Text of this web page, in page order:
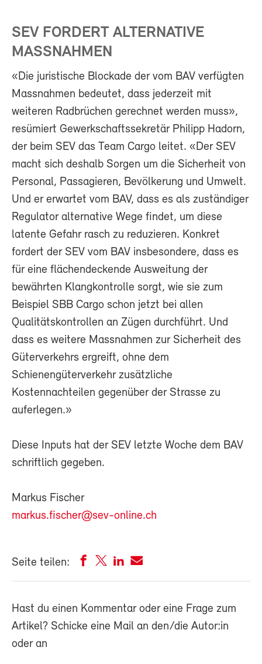
SEV FORDERT ALTERNATIVE
MASSNAHMEN
«Die juristische Blockade der vom BAV verfügten
Massnahmen bedeutet, dass jederzeit mit
weiteren Radbrüchen gerechnet werden muss»,
resümiert Gewerkschaftssekretär Philipp Hadorn,
der beim SEV das Team Cargo leitet. «Der SEV
macht sich deshalb Sorgen um die Sicherheit von
Personal, Passagieren, Bevölkerung und Umwelt.
Und er erwartet vom BAV, dass es als zuständiger
Regulator alternative Wege findet, um diese
latente Gefahr rasch zu reduzieren. Konkret
fordert der SEV vom BAV insbesondere, dass es
für eine flächendeckende Ausweitung der
bewährten Klangkontrolle sorgt, wie sie zum
Beispiel SBB Cargo schon jetzt bei allen
Qualitätskontrollen an Zügen durchführt. Und
dass es weitere Massnahmen zur Sicherheit des
Güterverkehrs ergreift, ohne dem
Schienengüterverkehr zusätzliche
Kostennachteilen gegenüber der Strasse zu
auferlegen.»
Diese Inputs hat der SEV letzte Woche dem BAV
schriftlich gegeben.
Markus Fischer
markus.fischer@sev-online.ch
Seite teilen:
Hast du einen Kommentar oder eine Frage zum
Artikel? Schicke eine Mail an den/die Autor:in
oder an